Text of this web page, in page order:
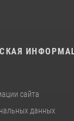
сайта
данных